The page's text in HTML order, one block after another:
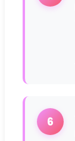
6